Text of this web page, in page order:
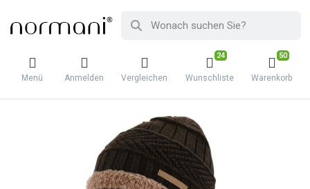
Menü Anmelden Vergleichen
24
Wunschliste
50
Warenkorb